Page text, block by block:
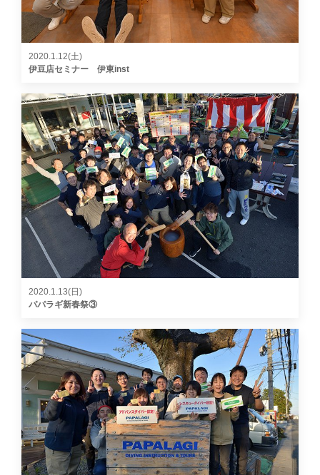
2020.1.12(土)
伊豆店セミナー 伊東inst
2020.1.13(日)
パパラギ新春祭③